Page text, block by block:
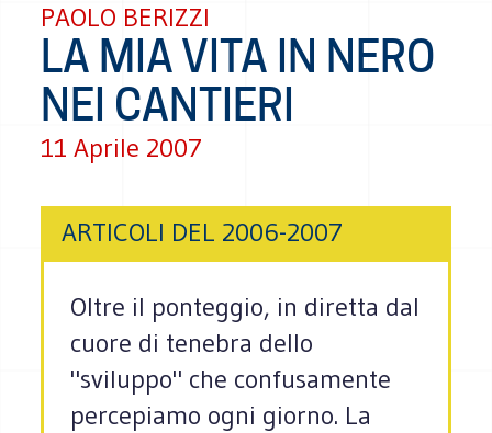
PAOLO BERIZZI
LA MIA VITA IN NERO
NEI CANTIERI
11 Aprile 2007
ARTICOLI DEL 2006-2007
Oltre il ponteggio, in diretta dal
cuore di tenebra dello
"sviluppo" che confusamente
percepiamo ogni giorno. La